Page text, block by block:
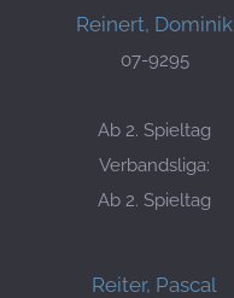
Reinert, Dominik
07-9295
Ab 2. Spieltag
Verbandsliga:
Ab 2. Spieltag
Reiter, Pascal